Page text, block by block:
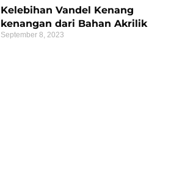
Kelebihan Vandel Kenang
kenangan dari Bahan Akrilik
September 8, 2023